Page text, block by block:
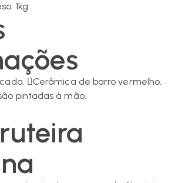
1kg
Cerâmica de barro vermelho.
pintadas à mão.